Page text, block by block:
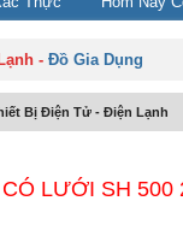
-Đồ Gia Dụng
Bị Điện Tử - Điện Lạnh
LƯỚI SH 500